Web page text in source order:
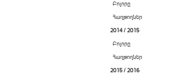
Բոլորը
Հաղթողներ
2014 / 2015
Բոլորը
Հաղթողներ
2015 / 2016